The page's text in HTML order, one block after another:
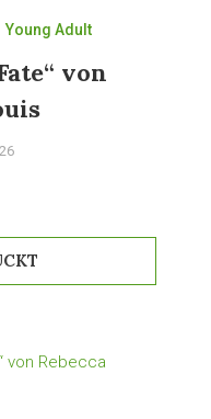
Young Adult
von
von Rebecca